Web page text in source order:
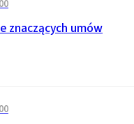
znaczących umów